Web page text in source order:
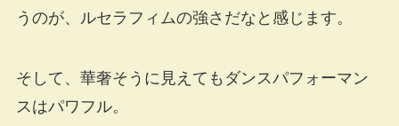
うのが、ルセラフィムの強さだなと感じます。
そして、華奢そうに見えてもダンスパフォーマン
スはパワフル。